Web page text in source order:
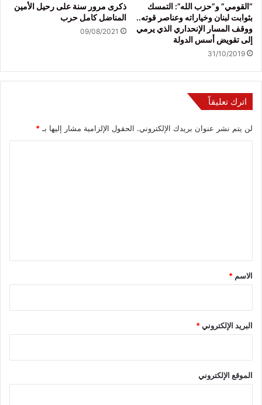
“القومي” و”حزب الله”: التمسك
بثوابت لبنان وخياراته وعناصر قوته..
ووقف المسار الإنحداري الذي يرمي
إلى تقويض أسس الدولة
31/10/2019
ذكرى مرور سنة على رحيل الأمين
المناضل كامل حرب
09/08/2021
اترك تعليقاً
لن يتم نشر عنوان بريدك الإلكتروني. الحقول الإلزامية مشار إليها بـ *
*
الاسم *
البريد الإلكتروني*
الموقع الإلكتروني